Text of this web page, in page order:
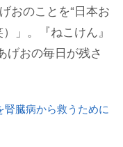
おのことを“日本お
」。『ねこけん』
げおの毎日が残さ
臓病から救うために